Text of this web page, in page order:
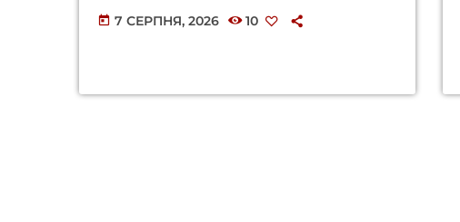
today 7 СЕРПНЯ, 2026 10